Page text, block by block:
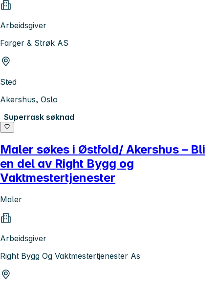
Arbeidsgiver
Farger & Strøk AS
Sted
Akershus, Oslo
Superrask søknad
Maler søkes i Østfold/ Akershus – Bli
en del av Right Bygg og
Vaktmestertjenester
Maler
Arbeidsgiver
Right Bygg Og Vaktmestertjenester As